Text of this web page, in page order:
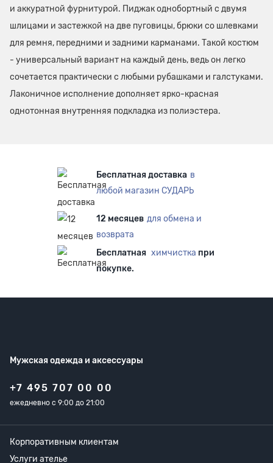
и аккуратной фурнитурой. Пиджак однобортный с двумя
шлицами и застежкой на две пуговицы, брюки со шлевками
для ремня, передними и задними карманами. Такой костюм
- универсальный вариант на каждый день, ведь он легко
сочетается практически с любыми рубашками и галстуками.
Лаконичное исполнение дополняет ярко-красная
однотонная внутренняя подкладка из полиэстера.
Бесплатная доставка в
любой магазин СУДАРЬ
12 месяцев для обмена и
возврата
Бесплатная химчистка при
покупке.
Мужская одежда и аксессуары
+7 495 707 00 00
ежедневно с 9:00 до 21:00
Корпоративным клиентам
Услуги ателье